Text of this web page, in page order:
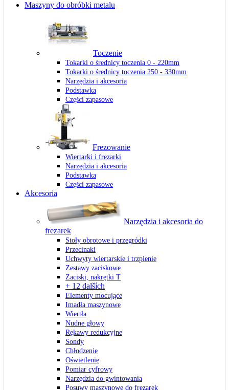
Maszyny do obróbki metalu
Toczenie
Tokarki o średnicy toczenia 0 - 220mm
Tokarki o średnicy toczenia 250 - 330mm
Narzędzia i akcesoria
Podstawka
Części zapasowe
Frezowanie
Wiertarki i frezarki
Narzędzia i akcesoria
Podstawka
Części zapasowe
Akcesoria
Narzędzia i akcesoria do
frezarek
Stoły obrotowe i przegródki
Przecinaki
Uchwyty wiertarskie i trzpienie
Zestawy zaciskowe
Zaciski, nakrętki T
+ 12 dalších
Elementy mocujące
Imadła maszynowe
Wiertła
Nudne głowy
Rękawy redukcyjne
Sondy
Chłodzenie
Oświetlenie
Pomiar cyfrowy
Narzędzia do gwintowania
Posuwy maszynowe do frezarek